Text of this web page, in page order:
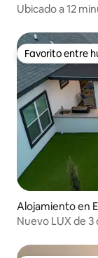
Ubicado a 12
Favorito entre
Favorito entre
Alojamiento en
Nuevo LUX de